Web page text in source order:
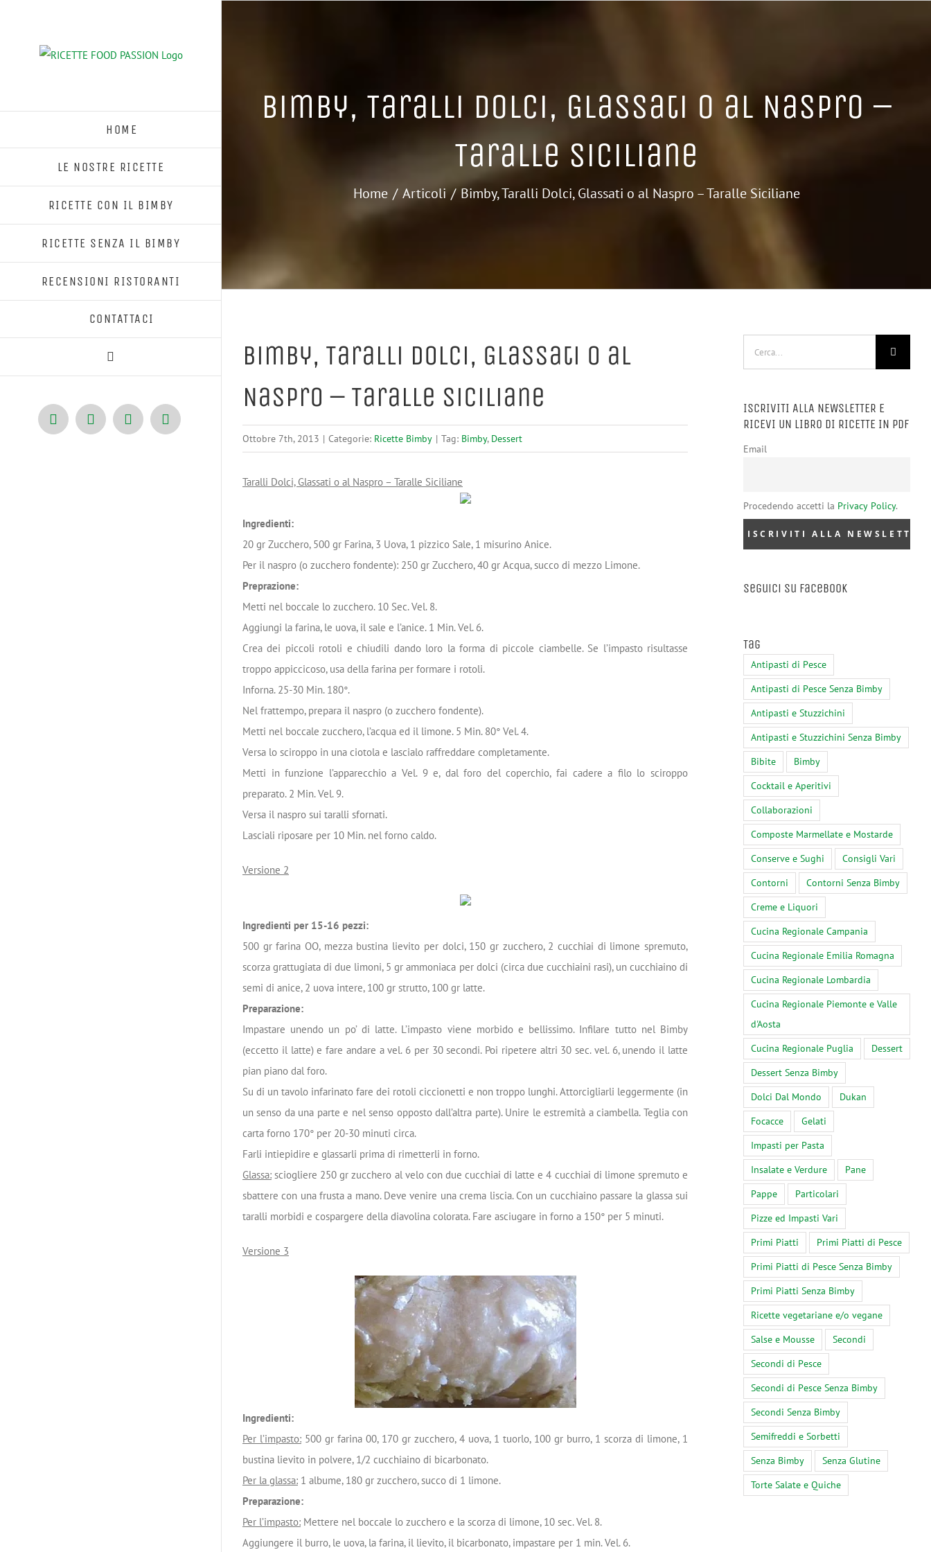
contenuto
HOME
LE NOSTRE RICETTE
RICETTE CON IL BIMBY
RICETTE SENZA IL BIMBY
RECENSIONI RISTORANTI
CONTATTACI
Facebook
X PinterestInstagram
Bimby, Taralli Dolci, Glassati o al Naspro –
Taralle Siciliane
Home Articoli Bimby, Taralli Dolci, Glassati o al Naspro – Taralle Siciliane
Bimby, Taralli Dolci, Glassati o al
Naspro – Taralle Siciliane
Ottobre 7th, 2013 | Categorie: Ricette Bimby | Tag: Bimby, Dessert
Taralli Dolci, Glassati o al Naspro – Taralle Siciliane
Ingredienti:
20 gr Zucchero, 500 gr Farina, 3 Uova, 1 pizzico Sale, 1 misurino Anice.
Per il naspro (o zucchero fondente): 250 gr Zucchero, 40 gr Acqua, succo di mezzo Limone.
Preprazione:
Metti nel boccale lo zucchero. 10 Sec. Vel. 8.
Aggiungi la farina, le uova, il sale e l’anice. 1 Min. Vel. 6.
Crea dei piccoli rotoli e chiudili dando loro la forma di piccole ciambelle. Se l’impasto risultasse
troppo appiccicoso, usa della farina per formare i rotoli.
Inforna. 25-30 Min. 180°.
Nel frattempo, prepara il naspro (o zucchero fondente).
Metti nel boccale zucchero, l’acqua ed il limone. 5 Min. 80° Vel. 4.
Versa lo sciroppo in una ciotola e lascialo raffreddare completamente.
Metti in funzione l’apparecchio a Vel. 9 e, dal foro del coperchio, fai cadere a filo lo sciroppo
preparato. 2 Min. Vel. 9.
Versa il naspro sui taralli sfornati.
Lasciali riposare per 10 Min. nel forno caldo.
Versione 2
Ingredienti per 15-16 pezzi:
500 gr farina OO, mezza bustina lievito per dolci, 150 gr zucchero, 2 cucchiai di limone spremuto,
scorza grattugiata di due limoni, 5 gr ammoniaca per dolci (circa due cucchiaini rasi), un cucchiaino di
semi di anice, 2 uova intere, 100 gr strutto, 100 gr latte.
Preparazione:
Impastare unendo un po’ di latte. L’impasto viene morbido e bellissimo. Infilare tutto nel Bimby
(eccetto il latte) e fare andare a vel. 6 per 30 secondi. Poi ripetere altri 30 sec. vel. 6, unendo il latte
pian piano dal foro.
Su di un tavolo infarinato fare dei rotoli ciccionetti e non troppo lunghi. Attorcigliarli leggermente (in
un senso da una parte e nel senso opposto dall’altra parte). Unire le estremità a ciambella. Teglia con
carta forno 170° per 20-30 minuti circa.
Farli intiepidire e glassarli prima di rimetterli in forno.
Glassa: sciogliere 250 gr zucchero al velo con due cucchiai di latte e 4 cucchiai di limone spremuto e
sbattere con una frusta a mano. Deve venire una crema liscia. Con un cucchiaino passare la glassa sui
taralli morbidi e cospargere della diavolina colorata. Fare asciugare in forno a 150° per 5 minuti.
Versione 3
Ingredienti:
Per l’impasto: 500 gr farina 00, 170 gr zucchero, 4 uova, 1 tuorlo, 100 gr burro, 1 scorza di limone, 1
bustina lievito in polvere, 1/2 cucchiaino di bicarbonato.
Per la glassa: 1 albume, 180 gr zucchero, succo di 1 limone.
Preparazione:
Per l’impasto: Mettere nel boccale lo zucchero e la scorza di limone, 10 sec. Vel. 8.
Aggiungere il burro, le uova, la farina, il lievito, il bicarbonato, impastare per 1 min. Vel. 6.
ISCRIVITI ALLA NEWSLETTER E
RICEVI UN LIBRO DI RICETTE IN PDF
Email
Procedendo accetti la Privacy Policy.
Seguici su Facebook
Tag
Antipasti di Pesce
Antipasti di Pesce Senza Bimby
Antipasti e Stuzzichini
Antipasti e Stuzzichini Senza Bimby
Bibite
Bimby
Cocktail e Aperitivi
Collaborazioni
Composte Marmellate e Mostarde
Conserve e Sughi
Consigli Vari
Contorni
Contorni Senza Bimby
Creme e Liquori
Cucina Regionale Campania
Cucina Regionale Emilia Romagna
Cucina Regionale Lombardia
Cucina Regionale Piemonte e Valle
d'Aosta
Cucina Regionale Puglia
Dessert
Dessert Senza Bimby
Dolci Dal Mondo
Dukan
Focacce
Gelati
Impasti per Pasta
Insalate e Verdure
Pane
Pappe
Particolari
Pizze ed Impasti Vari
Primi Piatti
Primi Piatti di Pesce
Primi Piatti di Pesce Senza Bimby
Primi Piatti Senza Bimby
Ricette vegetariane e/o vegane
Salse e Mousse
Secondi
Secondi di Pesce
Secondi di Pesce Senza Bimby
Secondi Senza Bimby
Semifreddi e Sorbetti
Senza Bimby
Senza Glutine
Torte Salate e Quiche